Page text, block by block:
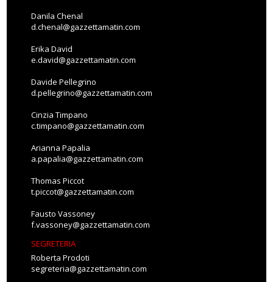
Danila Chenal
d.chenal@gazzettamatin.com
Erika David
e.david@gazzettamatin.com
Davide Pellegrino
d.pellegrino@gazzettamatin.com
Cinzia Timpano
c.timpano@gazzettamatin.com
Arianna Papalia
a.papalia@gazzettamatin.com
Thomas Piccot
t.piccot@gazzettamatin.com
Fausto Vassoney
f.vassoney@gazzettamatin.com
SEGRETERIA
Roberta Prodoti
segreteria@gazzettamatin.com